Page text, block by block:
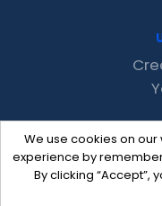
We use cookies on
experience by
By clicking “Accept”,